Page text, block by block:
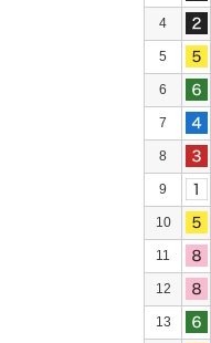
4
5
6
7
8
9
10
11
12
13